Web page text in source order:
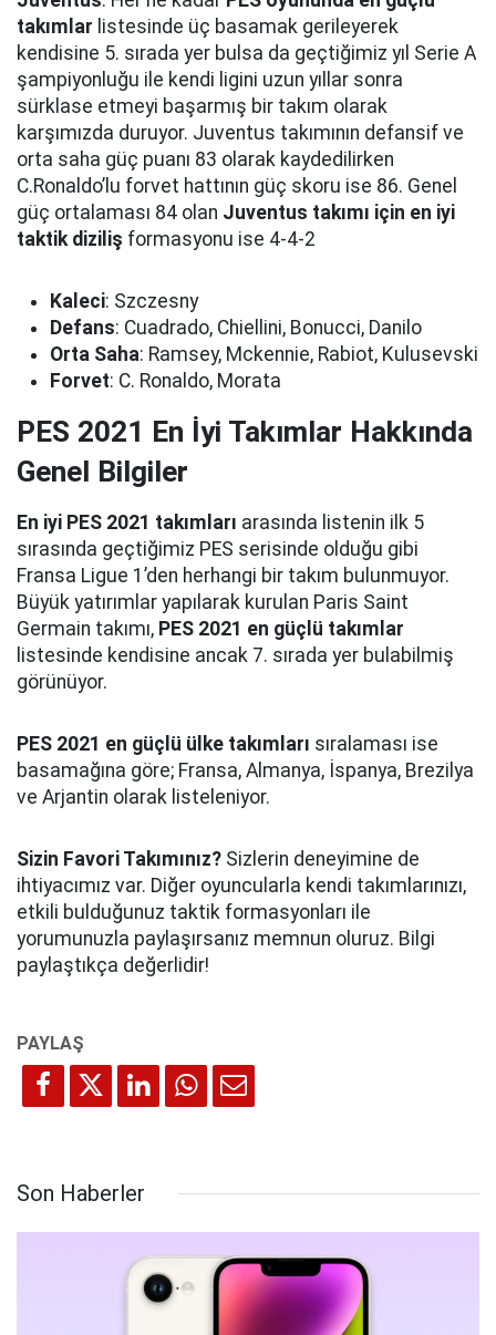
takımlar listesinde üç basamak gerileyerek
kendisine 5. sırada yer bulsa da geçtiğimiz yıl Serie A
şampiyonluğu ile kendi ligini uzun yıllar sonra
sürklase etmeyi başarmış bir takım olarak
karşımızda duruyor. Juventus takımının defansif ve
orta saha güç puanı 83 olarak kaydedilirken
C.Ronaldo’lu forvet hattının güç skoru ise 86. Genel
güç ortalaması 84 olan Juventus takımı için en iyi
taktik diziliş formasyonu ise 4-4-2
Kaleci: Szczesny
Defans: Cuadrado, Chiellini, Bonucci, Danilo
Orta Saha: Ramsey, Mckennie, Rabiot, Kulusevski
Forvet: C. Ronaldo, Morata
PES 2021 En İyi Takımlar Hakkında
Genel Bilgiler
En iyi PES 2021 takımları arasında listenin ilk 5
sırasında geçtiğimiz PES serisinde olduğu gibi
Fransa Ligue 1’den herhangi bir takım bulunmuyor.
Büyük yatırımlar yapılarak kurulan Paris Saint
Germain takımı, PES 2021 en güçlü takımlar
listesinde kendisine ancak 7. sırada yer bulabilmiş
görünüyor.
PES 2021 en güçlü ülke takımları sıralaması ise
basamağına göre; Fransa, Almanya, İspanya, Brezilya
ve Arjantin olarak listeleniyor.
Sizin Favori Takımınız? Sizlerin deneyimine de
ihtiyacımız var. Diğer oyuncularla kendi takımlarınızı,
etkili bulduğunuz taktik formasyonları ile
yorumunuzla paylaşırsanız memnun oluruz. Bilgi
paylaştıkça değerlidir!
Son Haberler